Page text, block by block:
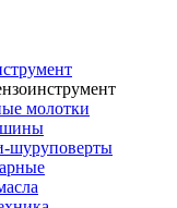
молотки
шуруповерты